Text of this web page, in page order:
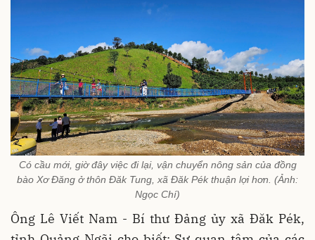
Có cầu mới, giờ đây việc đi lại, vận chuyển nông sản của đồng
bào Xơ Đăng ở thôn Đăk Tung, xã Đăk Pék thuận lợi hơn. (Ảnh:
Ngọc Chí)
Ông Lê Viết Nam - Bí thư Đảng ủy xã Đăk Pék,